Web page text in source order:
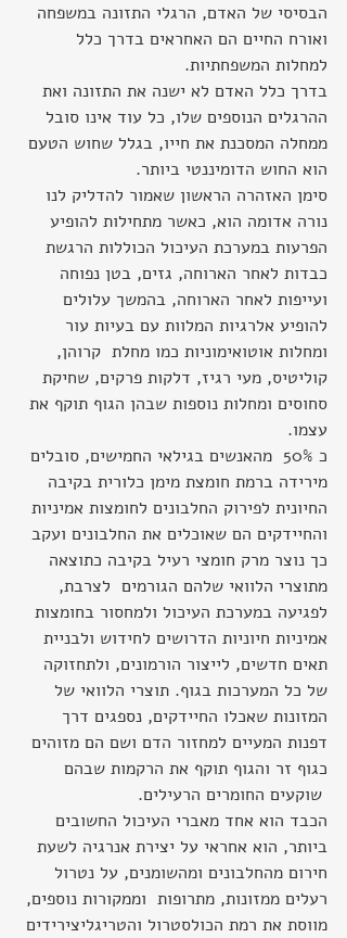
הבסיסי של האדם, הרגלי התזונה במשפחה
ואורח החיים הם האחראים בדרך כלל
למחלות המשפחתיות.
בדרך כלל האדם לא ישנה את התזונה ואת
ההרגלים הנוספים שלו, כל עוד אינו סובל
ממחלה המסכנת את חייו, בגלל שחוש הטעם
הוא החוש הדומיננטי ביותר.
סימן האזהרה הראשון שאמור להדליק לנו
נורה אדומה הוא, כאשר מתחילות להופיע
הפרעות במערכת העיכול הכוללות הרגשת
כבדות לאחר הארוחה, גזים, בטן נפוחה
ועייפות לאחר הארוחה, בהמשך עלולים
להופיע אלרגיות המלוות עם בעיות עור
ומחלות אוטואימוניות כמו מחלת  קרוהן,
קוליטיס, מעי רגיז, דלקות פרקים, שחיקת
סחוסים ומחלות נוספות שבהן הגוף תוקף את
עצמו.
כ 50%  מהאנשים בגילאי החמישים, סובלים
מירידה ברמת חומצת מימן כלורית בקיבה
החיונית לפירוק החלבונים לחומצות אמיניות
והחיידקים הם שאוכלים את החלבונים ועקב
כך נוצר מרק חומצי רעיל בקיבה כתוצאה
מתוצרי הלוואי שלהם הגורמים  לצרבת,
לפגיעה במערכת העיכול ולמחסור בחומצות
אמיניות חיוניות הדרושים לחידוש ולבניית
תאים חדשים, לייצור הורמונים, ולתחזוקה
של כל המערכות בגוף. תוצרי הלוואי של
המזונות שאכלו החיידקים, נספגים דרך
דפנות המעיים למחזור הדם ושם הם מזוהים
כגוף זר והגוף תוקף את הרקמות שבהם
שוקעים החומרים הרעילים.
הכבד הוא אחד מאברי העיכול החשובים
ביותר, הוא אחראי על יצירת אנרגיה לשעת
חירום מהחלבונים ומהשומנים, על נטרול
רעלים ממזונות, מתרופות  וממקורות נוספים,
מווסת את רמת הכולסטרול והטריגליצירידים